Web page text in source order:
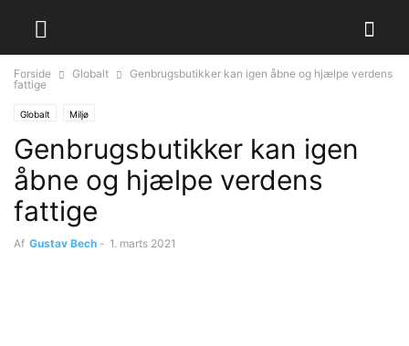
Forside Globalt
Genbrugsbutikker kan igen åbne og hjælpe verdens
fattige
Globalt Miljø
Genbrugsbutikker kan igen
åbne og hjælpe verdens
fattige
Af Gustav Bech - 1. marts 2021